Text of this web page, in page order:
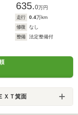
635.0万円
走行 0.4万km
修復
なし
整備
法定整備付
ＸＴ箕面